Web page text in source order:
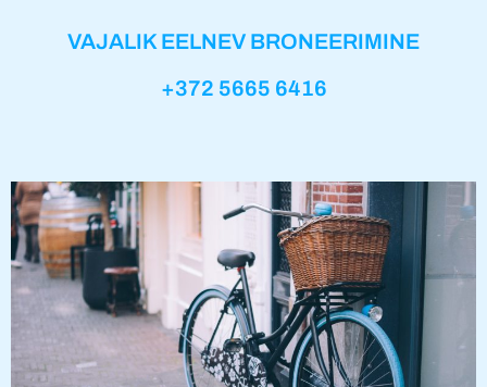
VAJALIK EELNEV BRONEERIMINE
+372 5665 6416